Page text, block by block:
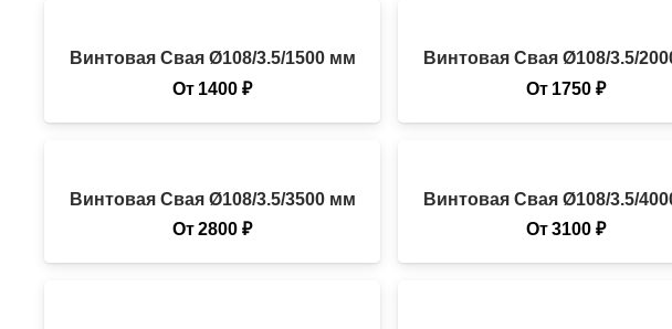
Винтовая Свая Ø108/3.5/1500 мм
От 1400₽
Винтовая Свая Ø108/3.5/
От 1750₽
Винтовая Свая Ø108/3.5/3500 мм
От2800₽
Винтовая Свая Ø108/3.5/
От3100₽